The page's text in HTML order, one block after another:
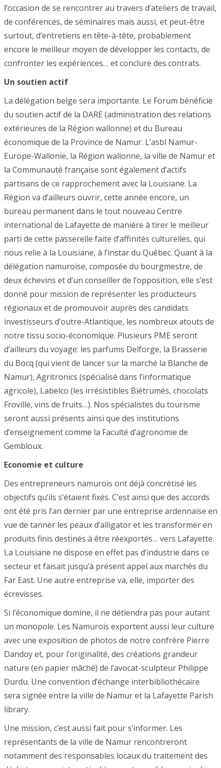
l’occasion de se rencontrer au travers d’ateliers de travail,
de conférences, de séminaires mais aussi, et peut-être
surtout, d’entretiens en tête-à-tête, probablement
encore le meilleur moyen de développer les contacts, de
confronter les expériences… et conclure des contrats.
Un soutien actif
La délégation belge sera importante. Le Forum bénéficie
du soutien actif de la DARE (administration des relations
extérieures de la Région wallonne) et du Bureau
économique de la Province de Namur. L’asbl Namur-
Europe-Wallonie, la Région wallonne, la ville de Namur et
la Communauté française sont également d’actifs
partisans de ce rapprochement avec la Louisiane. La
Région va d’ailleurs ouvrir, cette année encore, un
bureau permanent dans le tout nouveau Centre
international de Lafayette de manière à tirer le meilleur
parti de cette passerelle faite d’affinités culturelles, qui
nous relie à la Louisiane, à l’instar du Québec. Quant à la
délégation namuroise, composée du bourgmestre, de
deux échevins et d’un conseiller de l’opposition, elle s’est
donné pour mission de représenter les producteurs
régionaux et de promouvoir auprès des candidats
investisseurs d’outre-Atlantique, les nombreux atouts de
notre tissu socio-économique. Plusieurs PME seront
d’ailleurs du voyage: les parfums Delforge, la Brasserie
du Bocq (qui vient de lancer sur la marché la Blanche de
Namur), Agritronics (spécialisé dans l’informatique
agricole), Labelco (les irrésistibles Biétrumés, chocolats
Froville, vins de fruits…). Nos spécialistes du tourisme
seront aussi présents ainsi que des institutions
d’enseignement comme la Faculté d’agronomie de
Gembloux.
Economie et culture
Des entrepreneurs namurois ont déjà concrétisé les
objectifs qu’ils s’étaient fixés. C’est ainsi que des accords
ont été pris l’an dernier par une entreprise ardennaise en
vue de tanner les peaux d’alligator et les transformer en
produits finis destinés à être réexportés… vers Lafayette.
La Louisiane ne dispose en effet pas d’industrie dans ce
secteur et faisait jusqu’à présent appel aux marchés du
Far East. Une autre entreprise va, elle, importer des
écrevisses.
Si l’économique domine, il ne détiendra pas pour autant
un monopole. Les Namurois exportent aussi leur culture
avec une exposition de photos de notre confrère Pierre
Dandoy et, pour l’originalité, des créations grandeur
nature (en papier mâché) de l’avocat-sculpteur Philippe
Durdu. Une convention d’échange interbibliothécaire
sera signée entre la ville de Namur et la Lafayette Parish
library.
Une mission, c’est aussi fait pour s’informer. Les
représentants de la ville de Namur rencontreront
notamment des responsables locaux du traitement des